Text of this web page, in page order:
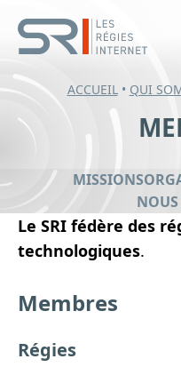
ACCUEIL• QUI
MISSIONS
Le SRI fédère des
technologiques.
Membres
Régies